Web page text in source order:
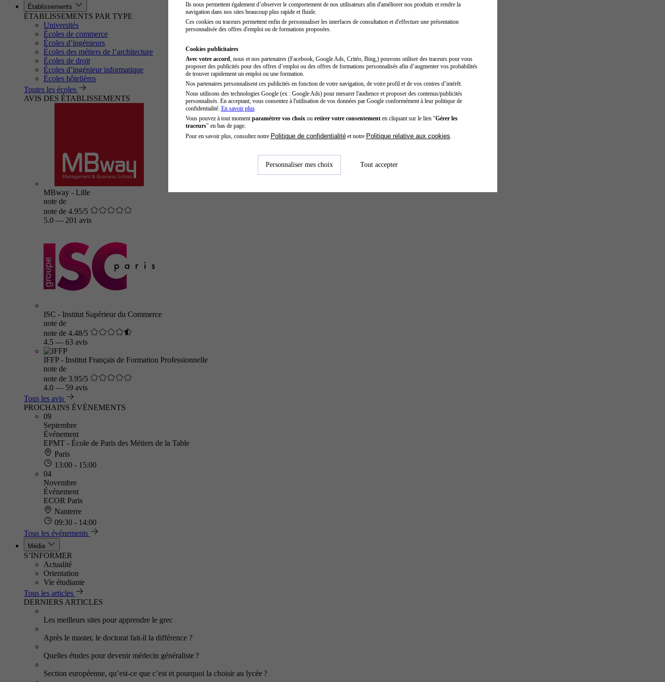
Établissements
ÉTABLISSEMENTS PAR TYPE
Universités
Écoles de commerce
Écoles d’ingénieurs
Écoles des métiers de l’architecture
Écoles de droit
Écoles d’ingénieur informatique
Écoles hôtelières
Toutes les écoles
AVIS DES ÉTABLISSEMENTS
MBway - Lille
note de
note de 4.95/5
5.0 — 201 avis
ISC - Institut Supérieur du Commerce
note de
note de 4.48/5
4.5 — 63 avis
IFFP - Institut Français de Formation Professionnelle
note de
note de 3.95/5
4.0 — 59 avis
Tous les avis
PROCHAINS ÉVÈNEMENTS
09
Septembre
Événement
EPMT - École de Paris des Métiers de la Table
Paris
13:00 - 15:00
04
Novembre
Événement
ECOR Paris
Nanterre
09:30 - 14:00
Tous les événements
Média
S’INFORMER
Actualité
Orientation
Vie étudiante
Tous les articles
DERNIERS ARTICLES
Les meilleurs sites pour apprendre le grec
Après le master, le doctorat fait-il la différence ?
Quelles études pour devenir médecin généraliste ?
Section européenne, qu’est-ce que c’est et pourquoi la choisir au lycée ?
Ils nous permettent également d’observer le comportement de nos utilisateurs afin d'améliorer nos produits et rendre la
navigation dans nos sites beaucoup plus rapide et fluide.
Ces cookies ou traceurs permettent enfin de personnaliser les interfaces de consultation et d'effectuer une présentation
personnalisée des offres d'emploi ou de formations proposées.
Cookies publicitaires
Avec votre accord , nous et nos partenaires (Facebook, Google Ads, Critéo, Bing,) pouvons utiliser des traceurs pour vous
proposer des publicités pour des offres d’emploi ou des offres de formations personnalisés afin d’augmenter vos probabilités
de trouver rapidement un emploi ou une formation.
Nos partenaires personnalisent ces publicités en fonction de votre navigation, de votre profil et de vos centres d’intérêt.
Nous utilisons des technologies Google (ex : Google Ads) pour mesurer l'audience et proposer des contenus/publicités
personnalisés. En acceptant, vous consentez à l'utilisation de vos données par Google conformément à leur politique de
confidentialité. En savoir plus
Vous pouvez à tout moment paramétrer vos choixou retirer votre consentementen cliquant sur le lien "Gérer les
traceurs" en bas de page.
Pour en savoir plus, consultez notre Politique de confidentialitéet notre Politique relative aux cookies
Personnaliser mes choix Tout accepter